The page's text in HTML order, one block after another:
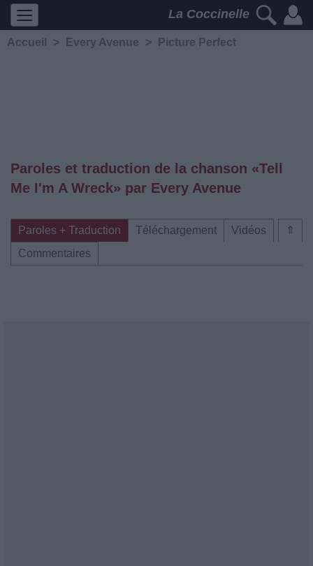
La Coccinelle
Accueil > Every Avenue > Picture Perfect
Paroles et traduction de la chanson «Tell
Me I'm A Wreck» par Every Avenue
⇑
Paroles + Traduction Téléchargement
Vidéos
Commentaires